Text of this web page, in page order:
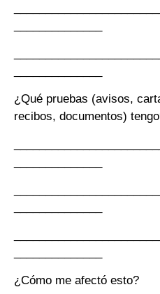
¿Qué pruebas (avisos,
recibos, documentos)
¿Cómo me afectó esto?